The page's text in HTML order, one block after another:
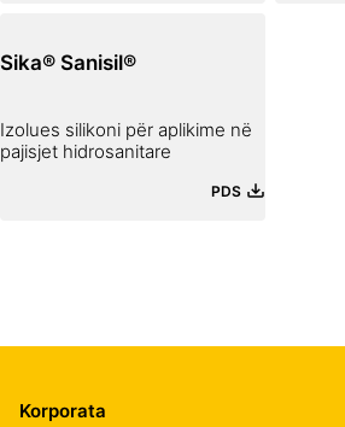
Sika® Sanisil®
Izolues silikoni për aplikime në
pajisjet hidrosanitare
PDS
Korporata